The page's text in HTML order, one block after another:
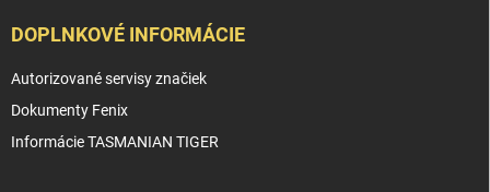
DOPLNKOVÉ INFORMÁCIE
Autorizované servisy značiek
Dokumenty Fenix
Informácie TASMANIAN TIGER